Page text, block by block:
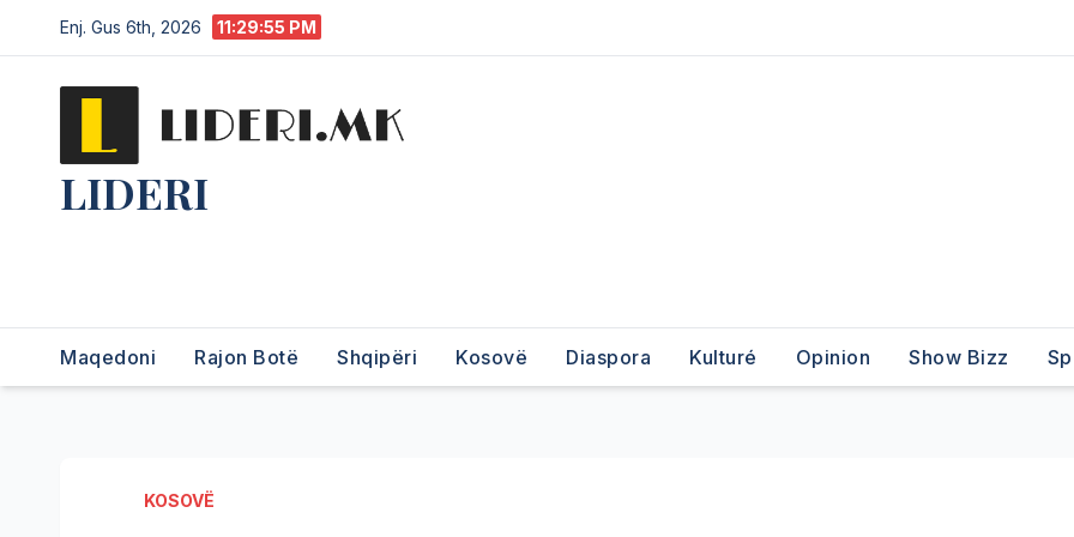
Enj. Gus 6th, 2026 11:29:56 PM
LIDERI
Maqedoni Rajon Botë Shqipëri Kosovë Diaspora Kulturé Opinion Show Bizz
KOSOVË